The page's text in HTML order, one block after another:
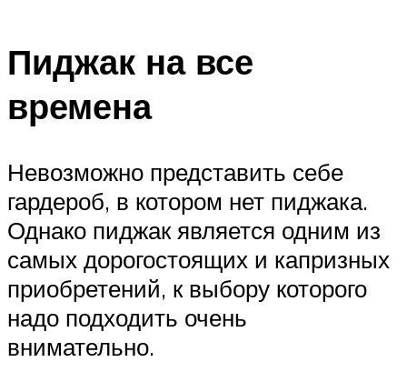
Пиджак на все
времена
Невозможно представить себе
гардероб, в котором нет пиджака.
Однако пиджак является одним из
самых дорогостоящих и капризных
приобретений, к выбору которого
надо подходить очень
внимательно.